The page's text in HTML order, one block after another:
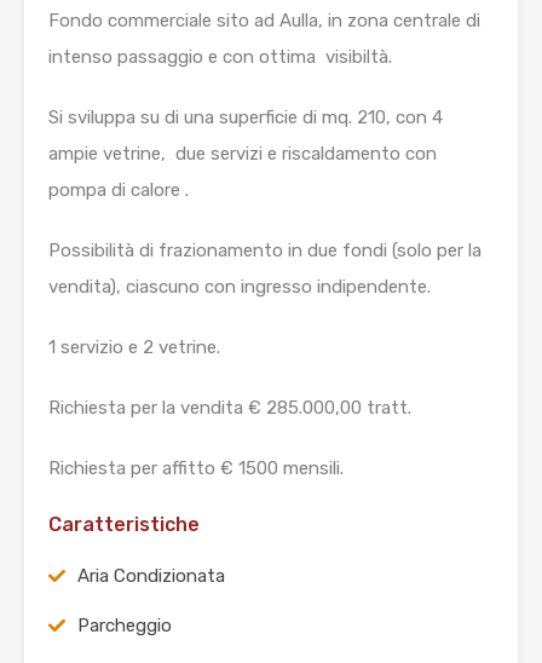
Fondo commerciale sito ad Aulla, in zona centrale di
intenso passaggio e con ottima visibiltà.
Si sviluppa su di una superficie di mq. 210, con 4
ampie vetrine, due servizi e riscaldamento con
pompa di calore .
Possibilità di frazionamento in due fondi (solo per la
vendita), ciascuno con ingresso indipendente.
1 servizio e 2 vetrine.
Richiesta per la vendita € 285.000,00 tratt.
Richiesta per affitto € 1500 mensili.
Caratteristiche
Aria Condizionata
Parcheggio